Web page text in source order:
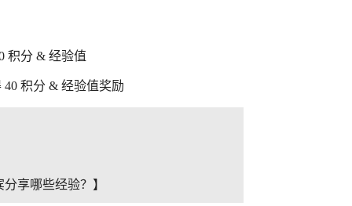
积分 & 经验值
积分 & 经验值奖励
享哪些经验？】